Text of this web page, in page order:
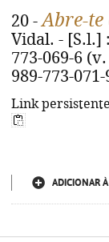
20 -Abre-
Vidal. - [S.l.]
773-069-6
989-773-
Link
ADICIONAR